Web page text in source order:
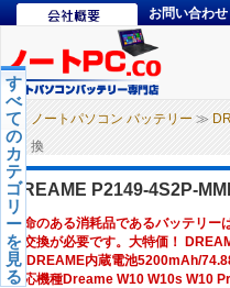
お問い合わせ
ノートパソコン バッテリー ≫
換
す
べ
て
の
カ
テ
ゴ
リ
ー
を
見
る
DREAME P2149-4S2P-
寿命のある消耗品であるバッテリー
ー交換が必要です。大特価！
ー,DREAME内蔵電池5200mAh/
対応機種Dreame W10 W10s W10